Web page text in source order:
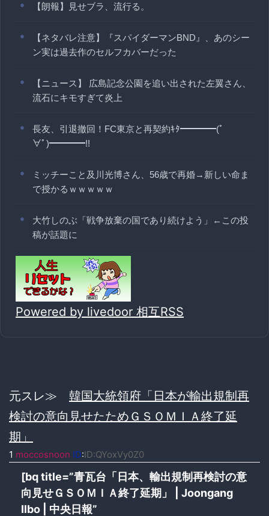
【朗報】見せブラ、流行る。
【ネタバレ注意】『スパイダーマンBND』、あのシー
ン実は過去作のセルフカバーだった
【ニュース】 広島記念公園を追い出された左翼さん、
流石にキモすぎて炎上
長友、引退撤回！FC東京と再契約ｷﾀ━━━━(ﾟ
∀ﾟ)━━━━!!
ミッチーこと及川光博さん、56歳で再婚→新しい命ま
で授かるｗｗｗｗｗ
大竹しのぶ「戦争放棄の国であり続けよう」←この投
稿が話題に
Powered by livedoor 相互RSS
元スレ≫ 韓国大統領府「日本が輸出規制再
検討の意向見せたためＧＳＯＭＩＡ終了延
期」
1 moccosnoon ID:ID:QYoxVy0Z0
[bq title=”青瓦台「日本、輸出規制再検討の意
向見せＧＳＯＭＩＡ終了延期」 | Joongang
Ilbo | 中央日報”